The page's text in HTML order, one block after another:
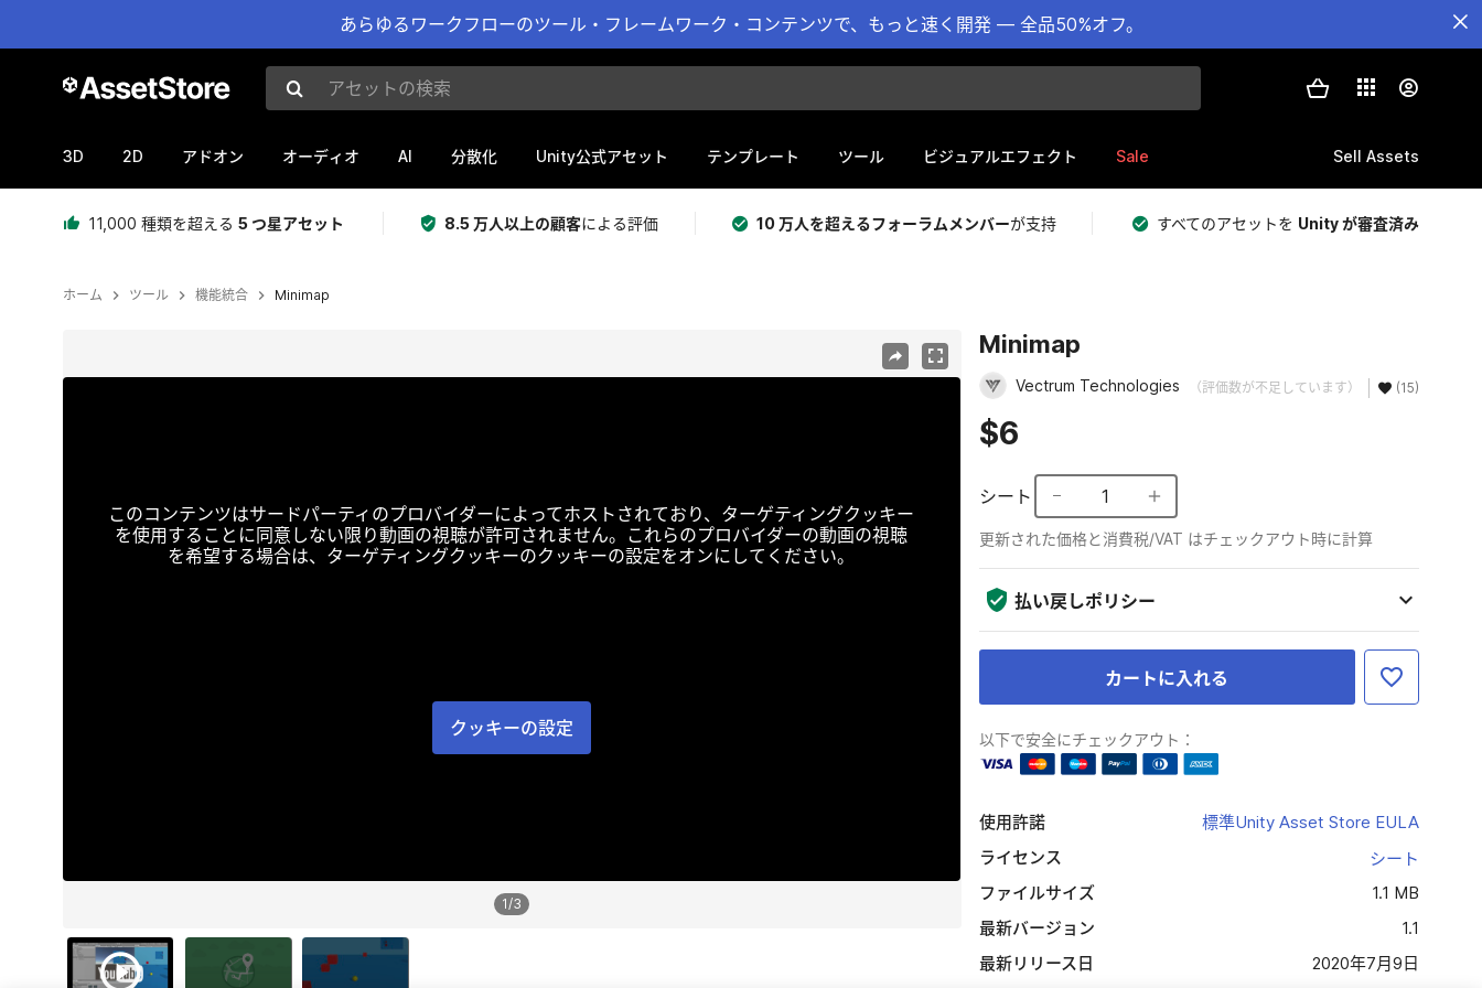
あらゆるワークフローのツール・フレームワーク・コンテンツで、もっと速く開発 — 全品50%オフ。
アセットの検索
3D 2D アドオン オーディオ AI 分散化 Unity公式アセット テンプレート ツール ビジュアルエフェクト Sale Sell Assets
11,000 種類を超える 5 つ星アセット 8.5 万人以上の顧客による評価 10 万人を超えるフォーラムメンバーが支持 すべてのアセットを Unity が審査済み
ホーム ツール 機能統合 Minimap
このコンテンツはサードパーティのプロバイダーによってホストされており、ターゲティングクッキー
を使用することに同意しない限り動画の視聴が許可されません。これらのプロバイダーの動画の視聴
を希望する場合は、ターゲティングクッキーのクッキーの設定をオンにしてください。
クッキーの設定
1/3
Minimap
Vectrum Technologies （評価数が不足しています） (15)
$6
シート 1
更新された価格と消費税/VAT はチェックアウト時に計算
払い戻しポリシー
カートに入れる
以下で安全にチェックアウト：
使用許諾
標準Unity Asset Store EULA
ライセンス
シート
ファイルサイズ
1.1 MB
最新バージョン
1.1
最新リリース日
2020年7月9日